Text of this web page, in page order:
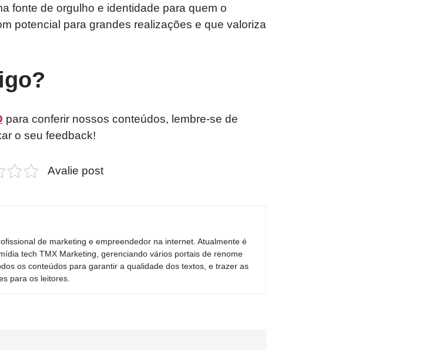
fonte de orgulho e identidade para quem o
potencial para grandes realizações e que valoriza
para conferir nossos conteúdos, lembre-se de
o seu feedback!
Avalie post
de marketing e empreendedor na internet. Atualmente é
tech TMX Marketing, gerenciando vários portais de renome
os conteúdos para garantir a qualidade dos textos, e trazer as
para os leitores.